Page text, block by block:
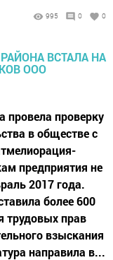
995 0 0
провела проверку
в обществе с
предприятия не
2017 года.
более 600
трудовых прав
взыскания
направила в...